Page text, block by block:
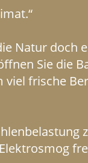
Natur doch
Sie die
viel frische